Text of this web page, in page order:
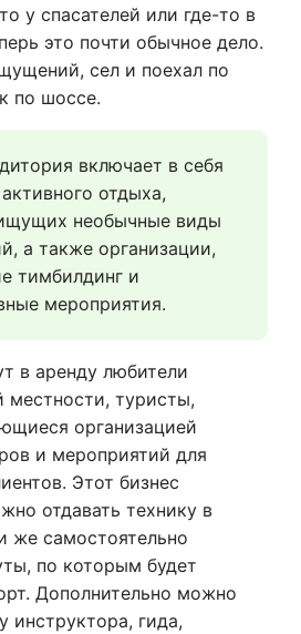
у спасателей или где-то в
это почти обычное дело.
сел и поехал по
по шоссе.
включает в себя
отдыха,
необычные виды
а также организации,
тимбилдинг и
мероприятия.
в аренду любители
местности, туристы,
организацией
и мероприятий для
Этот бизнес
отдавать технику в
же самостоятельно
по которым будет
Дополнительно можно
инструктора, гида,